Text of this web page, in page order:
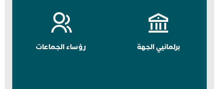
برلمانيي الجهة رؤساء الجماعات